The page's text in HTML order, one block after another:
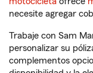
necesite agregar
Trabaje con Sam
personalizar su
complementos